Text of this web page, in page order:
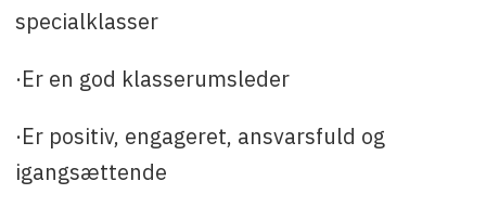
specialklasser
·Er en god klasserumsleder
·Er positiv, engageret, ansvarsfuld og
igangsættende